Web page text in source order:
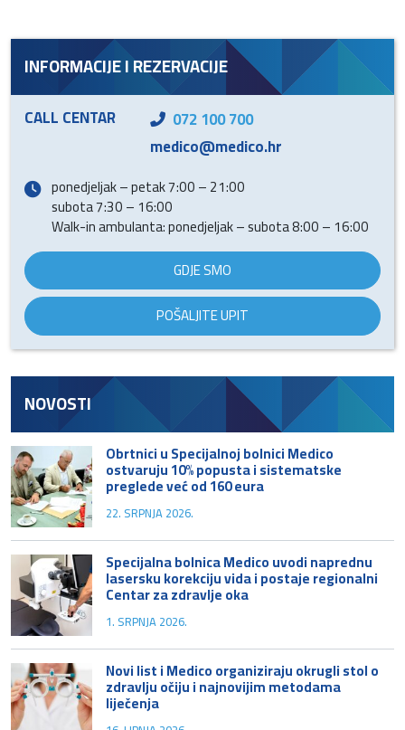
INFORMACIJE I REZERVACIJE
CALL CENTAR
072 100 700
medico@medico.hr
ponedjeljak – petak 7:00 – 21:00
subota 7:30 – 16:00
Walk-in ambulanta: ponedjeljak – subota 8:00 – 16:00
GDJE SMO
POŠALJITE UPIT
NOVOSTI
Obrtnici u Specijalnoj bolnici Medico
ostvaruju 10% popusta i sistematske
preglede već od 160 eura
22. SRPNJA 2026.
Specijalna bolnica Medico uvodi naprednu
lasersku korekciju vida i postaje regionalni
Centar za zdravlje oka
1. SRPNJA 2026.
Novi list i Medico organiziraju okrugli stol o
zdravlju očiju i najnovijim metodama
liječenja